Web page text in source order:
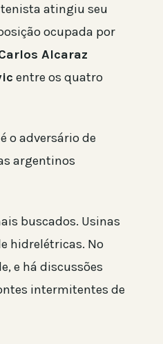
tenista atingiu seu
ocupada por
Alcaraz
entre os quatro
é o adversário de
argentinos
buscados. Usinas
hidrelétricas. No
e há discussões
intermitentes de